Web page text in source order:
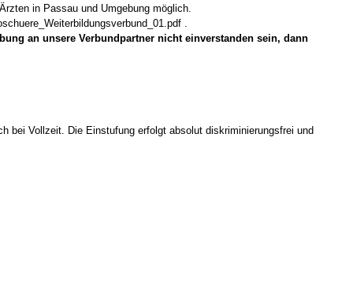
in Passau und Umgebung möglich.
.
an unsere Verbundpartner nicht einverstanden sein, dann
bei Vollzeit. Die Einstufung erfolgt absolut diskriminierungsfrei und